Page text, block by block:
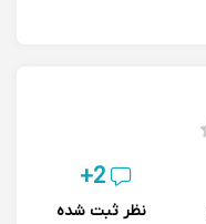
2+
نظر ثبت شده